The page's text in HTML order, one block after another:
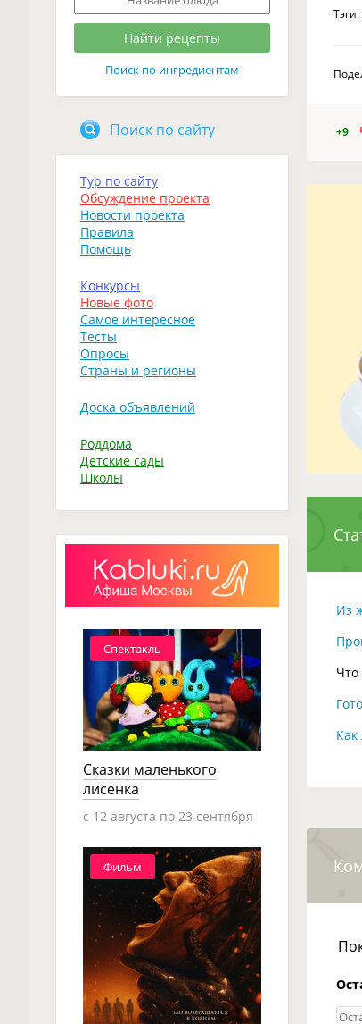
Тэги:
+9
Из
Как
Поиск по ингредиентам
Поиск по сайту
Тур по сайту
Обсуждение проекта
Новости проекта
Правила
Помощь
Конкурсы
Новые фото
Самое интересное
Тесты
Опросы
Страны и регионы
Доска объявлений
Роддома
Детские сады
Школы
Спектакль
Сказки маленького
лисенка
c 12 августа по 23 сентября
Фильм